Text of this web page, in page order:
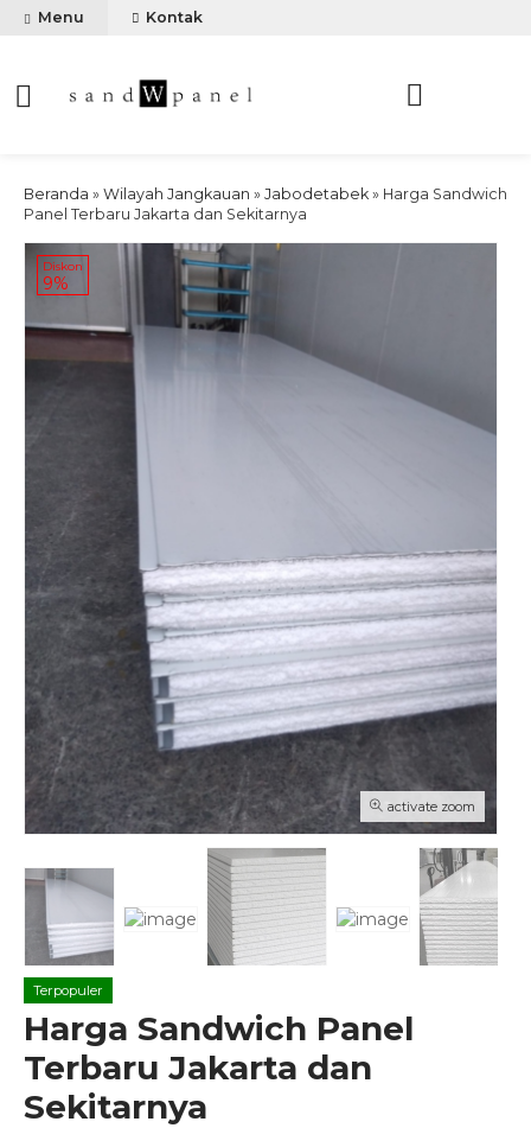
Menu Kontak
Beranda » Wilayah Jangkauan » Jabodetabek » Harga Sandwich
Panel Terbaru Jakarta dan Sekitarnya
activate zoom
Diskon
9%
Terpopuler
Harga Sandwich Panel
Terbaru Jakarta dan
Sekitarnya